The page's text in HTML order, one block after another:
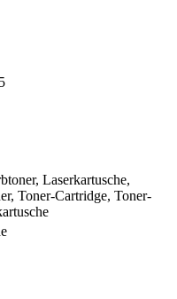
Laserkartusche,
Toner-Cartridge, Toner-